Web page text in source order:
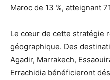
Maroc de 13 %, atteignant
Le cœur de cette stratégie
géographique. Des
Agadir, Marrakech,
Errachidia bénéficieront